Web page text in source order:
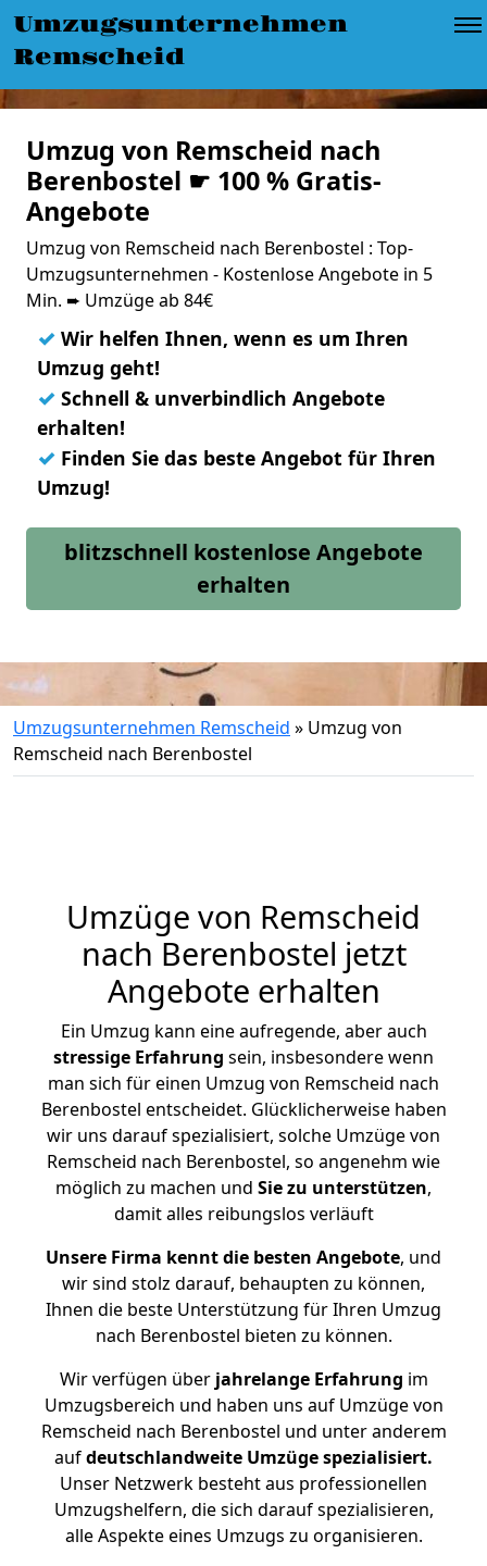
Umzugsunternehmen
Remscheid
Umzug von Remscheid nach
Berenbostel ☛ 100 % Gratis-
Angebote
Umzug von Remscheid nach Berenbostel : Top-
Umzugsunternehmen - Kostenlose Angebote in 5
Min. ➨ Umzüge ab 84€
✓ Wir helfen Ihnen, wenn es um Ihren
Umzug geht!
✓ Schnell & unverbindlich Angebote
erhalten!
✓ Finden Sie das beste Angebot für Ihren
Umzug!
blitzschnell kostenlose Angebote
erhalten
Umzugsunternehmen Remscheid » Umzug von
Remscheid nach Berenbostel
Umzüge von Remscheid
nach Berenbostel jetzt
Angebote erhalten
Ein Umzug kann eine aufregende, aber auch
stressige Erfahrung sein, insbesondere wenn
man sich für einen Umzug von Remscheid nach
Berenbostel entscheidet. Glücklicherweise haben
wir uns darauf spezialisiert, solche Umzüge von
Remscheid nach Berenbostel, so angenehm wie
möglich zu machen und Sie zu unterstützen,
damit alles reibungslos verläuft
Unsere Firma kennt die besten Angebote, und
wir sind stolz darauf, behaupten zu können,
Ihnen die beste Unterstützung für Ihren Umzug
nach Berenbostel bieten zu können.
Wir verfügen überjahrelange Erfahrung im
Umzugsbereich und haben uns auf Umzüge von
Remscheid nach Berenbostel und unter anderem
aufdeutschlandweite Umzüge spezialisiert.
Unser Netzwerk besteht aus professionellen
Umzugshelfern, die sich darauf spezialisieren,
alle Aspekte eines Umzugs zu organisieren.